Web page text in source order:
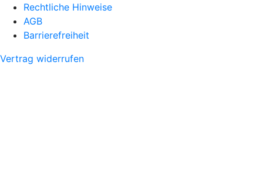
Rechtliche Hinweise
AGB
Barrierefreiheit
Vertrag widerrufen